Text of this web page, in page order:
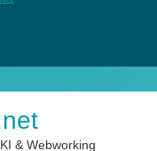
& Webworking